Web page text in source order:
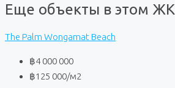
Еще объекты в этом ЖК
The Palm Wongamat Beach
฿4 000 000
฿125 000/м2